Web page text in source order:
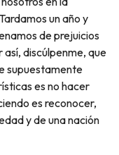
un año y
de prejuicios
discúlpenme, que
supuestamente
es no hacer
es reconocer,
y de una nación